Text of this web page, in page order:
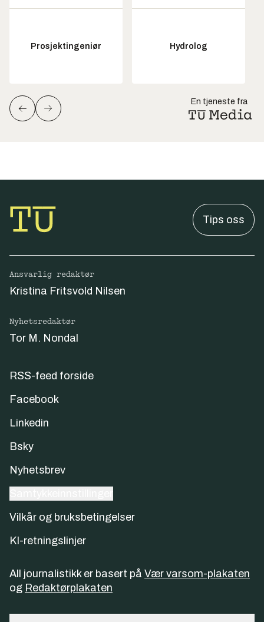
Prosjektingeniør Hydrolog
En tjeneste fra
Tips oss
Ansvarlig redaktør
Kristina Fritsvold Nilsen
Nyhetsredaktør
Tor M. Nondal
RSS-feed forside
Facebook
Linkedin
Bsky
Nyhetsbrev
Vilkår og bruksbetingelser
KI-retningslinjer
All journalistikk er basert på Vær varsom-plakaten
og Redaktørplakaten